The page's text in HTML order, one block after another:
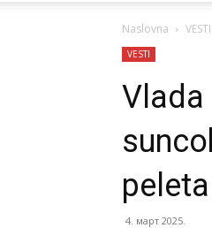
Naslovna VESTI
VESTI
Vlada
peleta
4. март 2025.